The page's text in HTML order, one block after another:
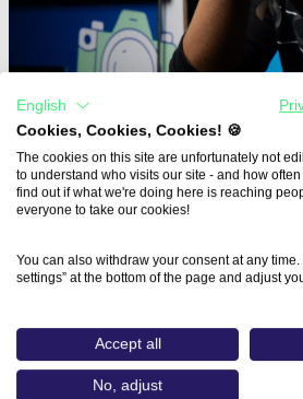
Aus- und Weiterbildungen
Weiterbildung: KI-Textworkshop
Weiterbildung: KI-
Textworkshop für
English
Cookies, Cookies, Cookies! 🍪
The cookies on this site are unfortunately not
to understand who visits our site - and how
find out if what we're doing here is reaching
everyone to take our cookies!
You can also withdraw your consent at any
settings” at the bottom of the page and adjust
Accept all
No, adjust